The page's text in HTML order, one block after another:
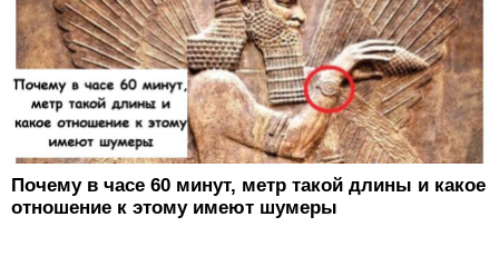
Почему в часе 60 минут, метр такой длины и какое
отношение к этому имеют шумеры